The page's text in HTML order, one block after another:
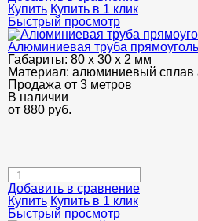
Купить Купить в 1 клик
Быстрый просмотр
Алюминиевая труба
Габариты: 80 х 30 х 2 мм
Материал: алюминиевый сплав
Продажа от 3 метров
В наличии
от 880 руб.
Добавить в сравнение
Купить Купить в 1 клик
Быстрый просмотр